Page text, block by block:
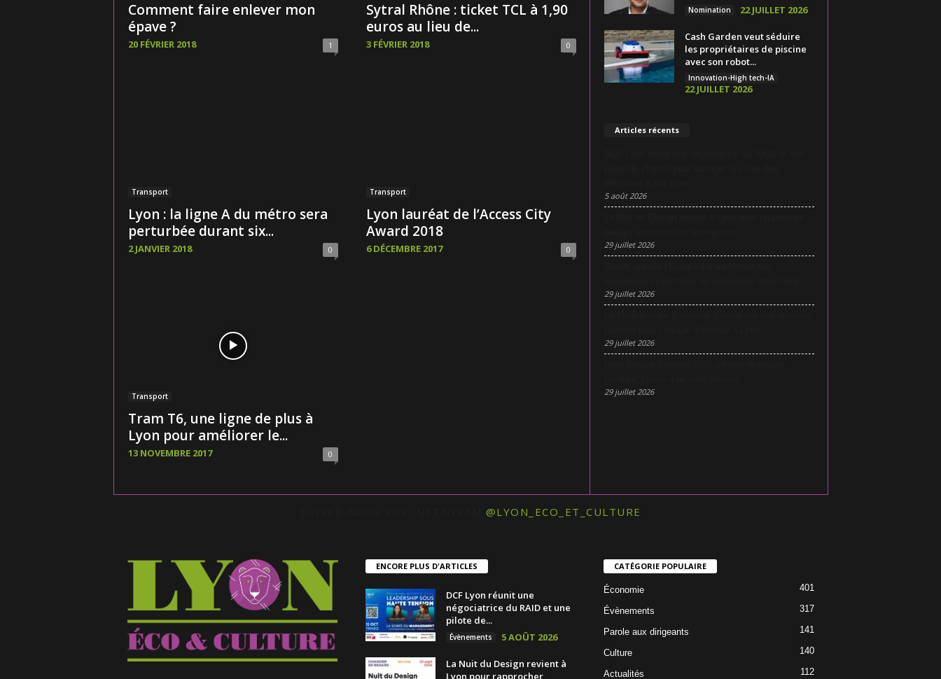
Comment faire enlever mon
épave ?
20 FÉVRIER 2018 1
Sytral Rhône : ticket TCL à 1,90
euros au lieu de...
3 FÉVRIER 2018 0
Transport
Lyon : la ligne A du métro sera
perturbée durant six...
2 JANVIER 2018 0
Transport
Lyon lauréat de l’Access City
Award 2018
6 DÉCEMBRE 2017 0
Transport
Tram T6, une ligne de plus à
Lyon pour améliorer le...
13 NOVEMBRE 2017 0
Nomination 22 JUILLET 2026
Cash Garden veut séduire
les propriétaires de piscine
avec son robot...
Innovation-High tech-IA
22 JUILLET 2026
Articles récents
5 août 2026
29 juillet 2026
29 juillet 2026
29 juillet 2026
29 juillet 2026
@LYON_ECO_ET_CULTURE
ENCORE PLUS D'ARTICLES
DCF Lyon réunit une
négociatrice du RAID et une
pilote de...
Évènements 5 AOÛT 2026
La Nuit du Design revient à
Lyon pour rapprocher
CATÉGORIE POPULAIRE
Économie 401
Évènements 317
Parole aux dirigeants 141
Culture 140
Actualités 112